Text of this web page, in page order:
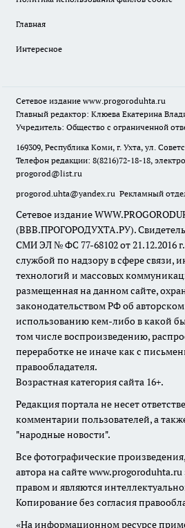
Главная
Интересное
Сетевое издание www.progoroduhta.ru
Главный редактор: Клюева Екатерина
Учредитель: Общество с ограниченной
169309, Республика Коми, г. Ухта, ул.
Телефон редакции: 8(8216)72-18-18,
progorod@list.ru
progorod.uhta@yandex.ru Рекламный
Сетевое издание
(ВВВ.ПРОГОРОДУХТА.РУ).
СМИ ЭЛ № ФС 77-68102 от 21.12.2016
службой по надзору в сфере связи,
технологий и массовых
размещенная на данном сайте,
законодательством РФ об
использованию кем-либо в какой
том числе воспроизведению,
переработке не иначе как с
правообладателя.
Возрастная категория сайта 16+.
Редакция портала не несет
комментарии пользователей, а
"народные новости".
Все фотографические
автора на сайте
правом и являются
Копирование без согласия
«На информационном ресурсе